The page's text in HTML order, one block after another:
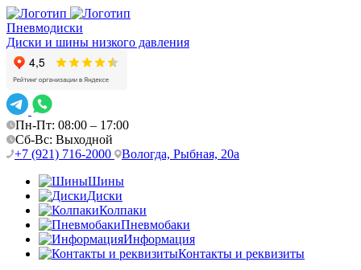
Пневмодиски
Диски и шины низкого давления
Пн-Пт: 08:00 – 17:00
Сб-Вс: Выходной
+7 (921) 716-2000
Вологда, Рыбная, 20а
Шины
Диски
Колпаки
Пневмобаки
Информация
Контакты и реквизиты